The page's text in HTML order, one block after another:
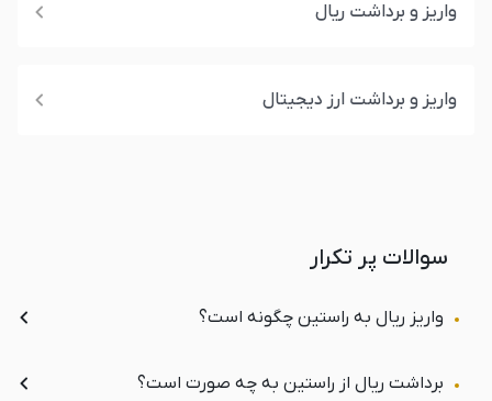
واریز و برداشت ریال
واریز و برداشت ارز دیجیتال
سوالات پر تکرار
واریز ریال به راستین چگونه است؟
برداشت ریال از راستین به چه صورت است؟